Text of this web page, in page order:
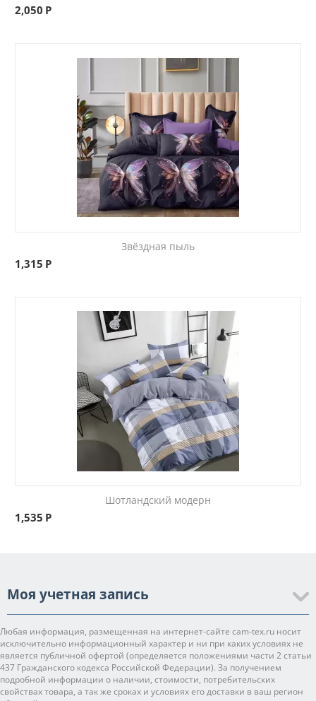
2,050 Р
Звёздная пыль
1,315 Р
Шотландский модерн
1,535 Р
Моя учетная запись
Любая информация, размещенная на интернет-сайте cam-tex.ru носит
исключительно информационный характер и ни при каких условиях не
является публичной офертой (определяется положениями части 2 статьи
437 Гражданского кодекса Российской Федерации). За получением
подробной информации о наличии, стоимости, потребительских
свойствах товара, а так же сроках и условиях его доставки в ваш регион